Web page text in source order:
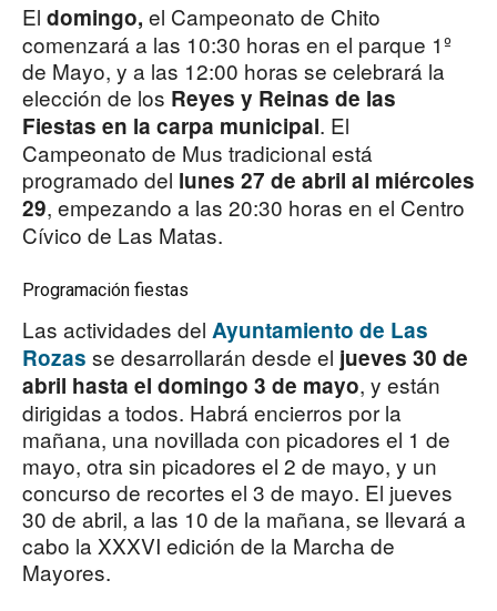
El domingo, el Campeonato de Chito
comenzará a las 10:30 horas en el parque 1º
de Mayo, y a las 12:00 horas se celebrará la
elección de los Reyes y Reinas de las
Fiestas en la carpa municipal. El
Campeonato de Mus tradicional está
programado del lunes 27 de abril al miércoles
29, empezando a las 20:30 horas en el Centro
Cívico de Las Matas.
Programación fiestas
Las actividades del Ayuntamiento de Las
Rozas se desarrollarán desde el jueves 30 de
abril hasta el domingo 3 de mayo, y están
dirigidas a todos. Habrá encierros por la
mañana, una novillada con picadores el 1 de
mayo, otra sin picadores el 2 de mayo, y un
concurso de recortes el 3 de mayo. El jueves
30 de abril, a las 10 de la mañana, se llevará a
cabo la XXXVI edición de la Marcha de
Mayores.